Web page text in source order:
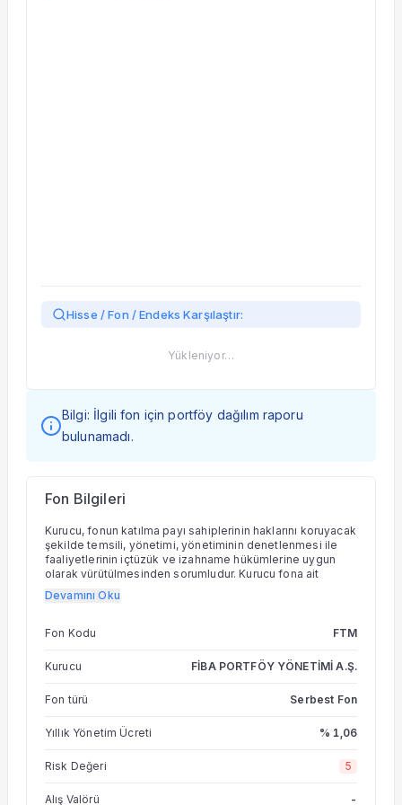
Hisse / Fon / Endeks Karşılaştır:
Yükleniyor…
Bilgi: İlgili fon için portföy dağılım raporu
bulunamadı.
Fon Bilgileri
Kurucu, fonun katılma payı sahiplerinin haklarını koruyacak
şekilde temsili, yönetimi, yönetiminin denetlenmesi ile
faaliyetlerinin içtüzük ve izahname hükümlerine uygun
olarak yürütülmesinden sorumludur. Kurucu fona ait
varlıklar üzerinde kendi adına ve fon hesabına mevzuat
ve içtüzüğe uygun olarak tasarrufta bulunmaya ve bundan
yürütülmesi esnasında portföy yöneticiliği hizmeti de
sorumluluğunu ortadan kaldırmaz. 2.2. Fon portföyü,
kolektif portföy yöneticiliğine ilişkin PYŞ Tebliğinde
varlık ve haklara ilişkin Tebliğde yer alan sınırlamalar
cinsi Türk kamu ve özel sektör borçlanma araçlarına
getiri yaratmaktır. Fonun yatırım stratejisine yönelik Fon,
belirlediği tarih hedefi altında bir portföy taşıyarak getiri
Devamını Oku
Fon Kodu FTM
Kurucu FİBA PORTFÖY YÖNETİMİ A.Ş.
Fon türü Serbest Fon
Yıllık Yönetim Ücreti % 1,06
Risk Değeri 5
Alış Valörü -